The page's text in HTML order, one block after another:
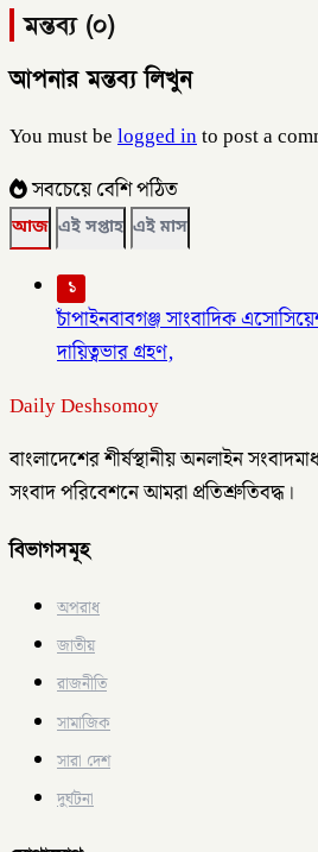
মন্তব্য (০)
আপনার মন্তব্য লিখুন
You must belogged into post a
সবচেয়ে বেশি পঠিত
আজ এই সপ্তাহ এই মাস
১
চাঁপাইনবাবগঞ্জ সাংবাদিক
দায়িত্বভার গ্রহণ,
Daily Deshsomoy
বাংলাদেশের শীর্ষস্থানীয় অনলাইন
সংবাদ পরিবেশনে আমরা প্রতিশ্রুতিবদ্ধ।
বিভাগসমূহ
অপরাধ
জাতীয়
রাজনীতি
সামাজিক
সারা দেশ
দুর্ঘটনা